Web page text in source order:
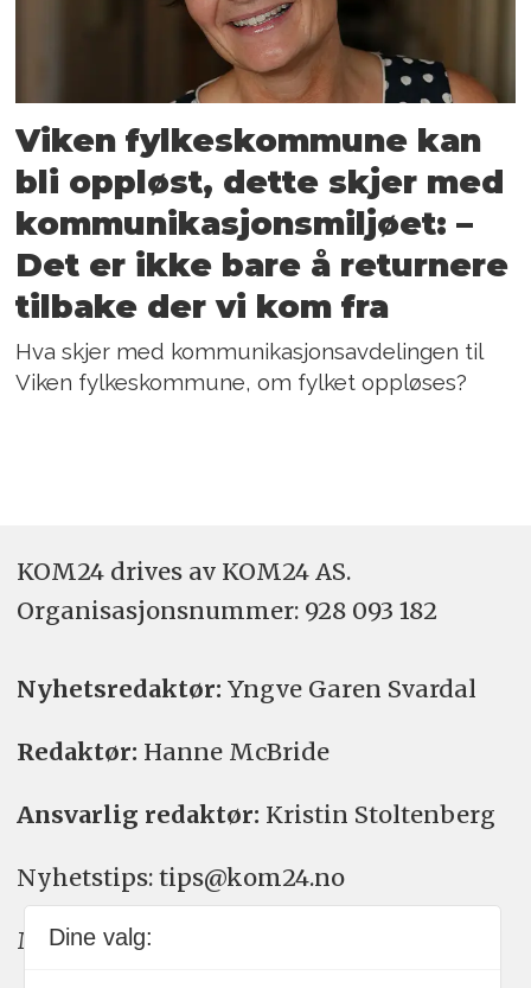
Viken fylkeskommune kan
bli oppløst, dette skjer med
kommunikasjonsmiljøet: –
Det er ikke bare å returnere
tilbake der vi kom fra
Hva skjer med kommunikasjonsavdelingen til
Viken fylkeskommune, om fylket oppløses?
KOM24 drives av KOM24 AS.
Organisasjons­nummer: 928 093 182
Nyhetsredaktør: Yngve Garen Svardal
Redaktør: Hanne McBride
Ansvarlig redaktør: Kristin Stoltenberg
Nyhetstips: tips@kom24.no
Meninger: meninger@kom24.no
Dine valg: